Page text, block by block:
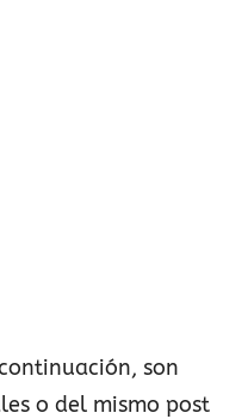
son
o del mismo post